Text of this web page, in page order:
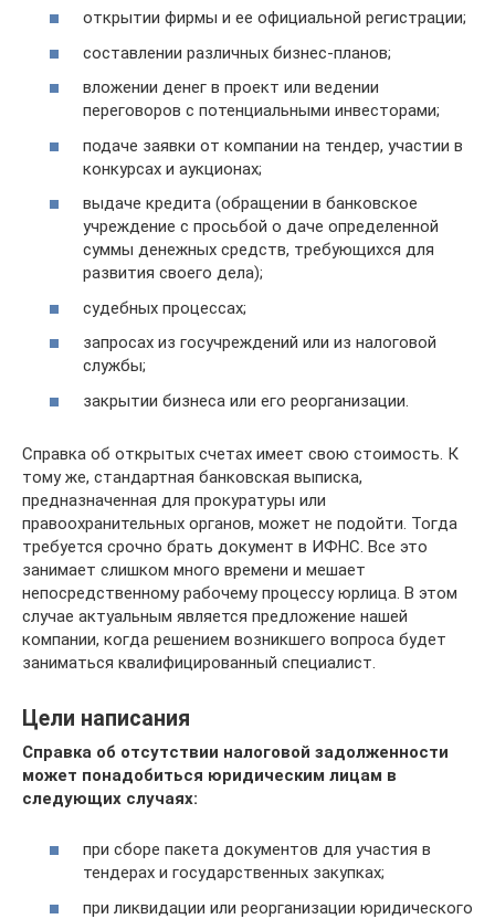
открытии фирмы и ее официальной регистрации;
составлении различных бизнес-планов;
вложении денег в проект или ведении
переговоров с потенциальными инвесторами;
подаче заявки от компании на тендер, участии в
конкурсах и аукционах;
выдаче кредита (обращении в банковское
учреждение с просьбой о даче определенной
суммы денежных средств, требующихся для
развития своего дела);
судебных процессах;
запросах из госучреждений или из налоговой
службы;
закрытии бизнеса или его реорганизации.
Справка об открытых счетах имеет свою стоимость. К
тому же, стандартная банковская выписка,
предназначенная для прокуратуры или
правоохранительных органов, может не подойти. Тогда
требуется срочно брать документ в ИФНС. Все это
занимает слишком много времени и мешает
непосредственному рабочему процессу юрлица. В этом
случае актуальным является предложение нашей
компании, когда решением возникшего вопроса будет
заниматься квалифицированный специалист.
Цели написания
Справка об отсутствии налоговой задолженности
может понадобиться юридическим лицам в
следующих случаях:
при сборе пакета документов для участия в
тендерах и государственных закупках;
при ликвидации или реорганизации юридического